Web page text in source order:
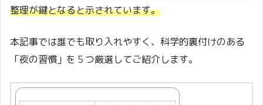
整理が鍵となると示されています。
本記事では誰でも取り入れやすく、科学的裏付けのある
「夜の習慣」を５つ厳選してご紹介します。